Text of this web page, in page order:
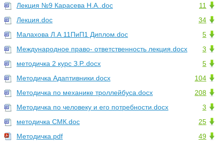
11
Лекция №9 Карасева Н.А..doc
34
Лекция.doc
5
Малахова Л.А 11ПиП1 Диплом.doc
3
Международное право- ответственность лекция.docx
5
методичка 2 курс З.Р..docx
104
Методичка Адаптивники.docx
208
Методичка по механике троллейбуса.docx
3
Методичка по человеку и его потребности.docx
25
методичка СМК.doc
49
Методичка.pdf